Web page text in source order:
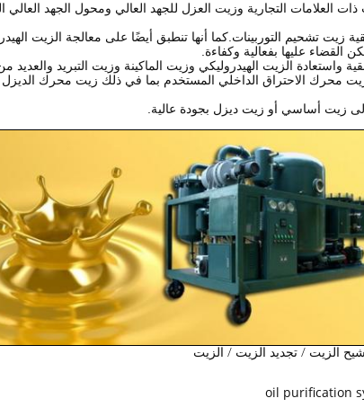
العلامات التجارية وزيت العزل للجهد العالي ومحول الجهد
زيت تشحيم التوربينات.كما أنها تنطبق أيضًا على معالجة الزيت
القضاء عليها بفعالية وكفاءة.
واستعادة الزيت الهيدروليكي وزيت الماكينة وزيت التبريد والعديد
زيت محرك الاحتراق الداخلي المستخدم بما في ذلك زيت محرك
زيت أساسي أو زيت ديزل بجودة عالية.
الزيت / تجديد الزيت / الزيت
oil purification